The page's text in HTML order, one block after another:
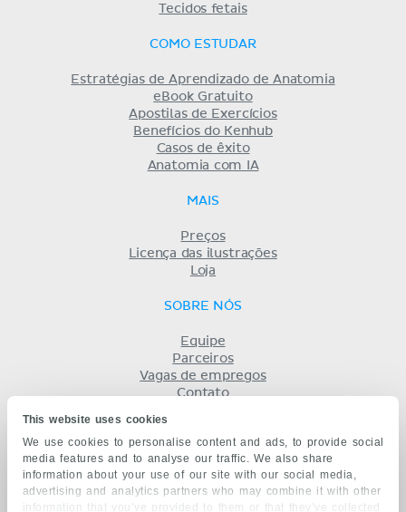
This website uses cookies
We use cookies to personalise content and ads, to provide social
media features and to analyse our traffic. We also share
information about your use of our site with our social media,
advertising and analytics partners who may combine it with other
information that you’ve provided to them or that they’ve collected
Tecidos fetais
COMO ESTUDAR
Estratégias de Aprendizado de Anatomia
eBook Gratuito
Apostilas de Exercícios
Benefícios do Kenhub
Casos de êxito
Anatomia com IA
MAIS
Preços
Licença das ilustrações
Loja
SOBRE NÓS
Equipe
Parceiros
Vagas de empregos
Contato
Privacidade
KENHUB EM...
English